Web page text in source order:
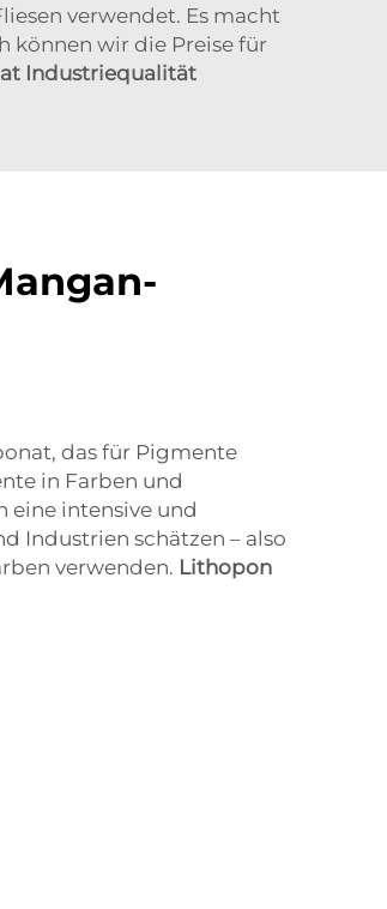
verwendet. Es macht
können wir die Preise für
Industriequalität
das für Pigmente
in Farben und
eine intensive und
Industrien schätzen – also
verwenden. Lithopon